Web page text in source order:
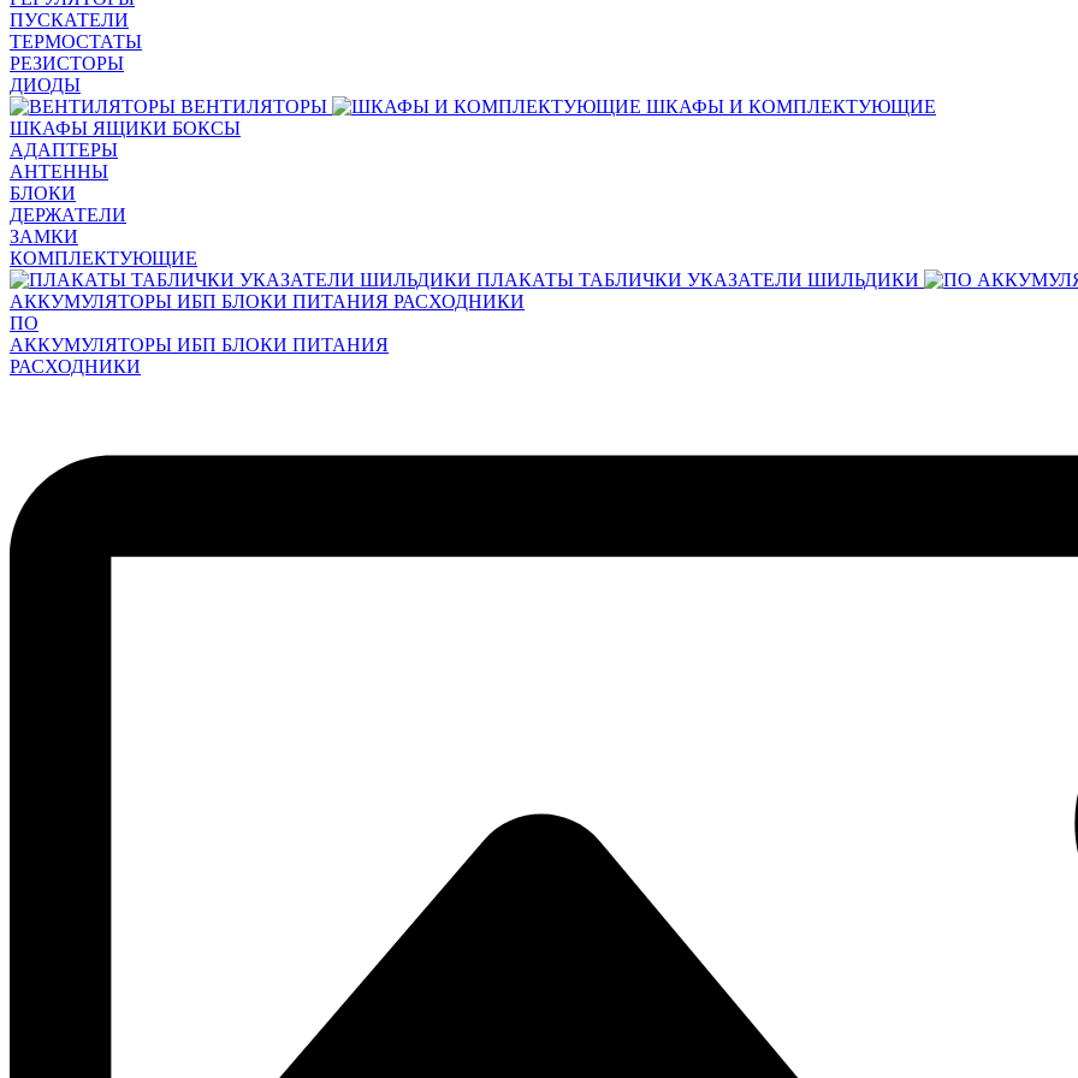
ПУСКАТЕЛИ
ТЕРМОСТАТЫ
РЕЗИСТОРЫ
ДИОДЫ
ВЕНТИЛЯТОРЫ
ШКАФЫ И КОМПЛЕКТУЮЩИЕ
ШКАФЫ ЯЩИКИ БОКСЫ
АДАПТЕРЫ
АНТЕННЫ
БЛОКИ
ДЕРЖАТЕЛИ
ЗАМКИ
КОМПЛЕКТУЮЩИЕ
ПЛАКАТЫ ТАБЛИЧКИ УКАЗАТЕЛИ ШИЛЬДИКИ
АККУМУЛЯТОРЫ ИБП БЛОКИ ПИТАНИЯ РАСХОДНИКИ
ПО
АККУМУЛЯТОРЫ ИБП БЛОКИ ПИТАНИЯ
РАСХОДНИКИ